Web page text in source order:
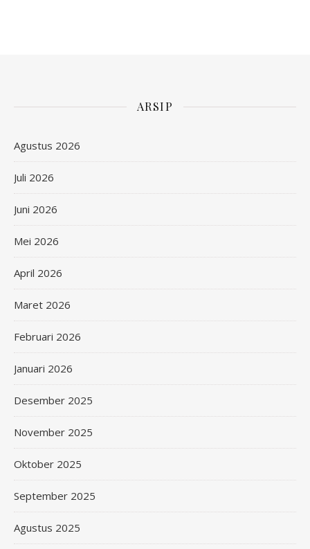
ARSIP
Agustus 2026
Juli 2026
Juni 2026
Mei 2026
April 2026
Maret 2026
Februari 2026
Januari 2026
Desember 2025
November 2025
Oktober 2025
September 2025
Agustus 2025